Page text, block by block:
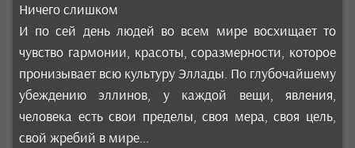
Ничего слишком
И по сей день людей во всем мире восхищает то
чувство гармонии, красоты, соразмерности, которое
пронизывает всю культуру Эллады. По глубочайшему
убеждению эллинов, у каждой вещи, явления,
человека есть свои пределы, своя мера, своя цель,
свой жребий в мире...